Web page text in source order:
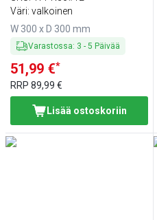
Väri: valkoinen
W 300 x D 300 mm
Varastossa: 3 - 5 Päivää
51,99 €*
RRP 89,99 €
Lisää ostoskoriin